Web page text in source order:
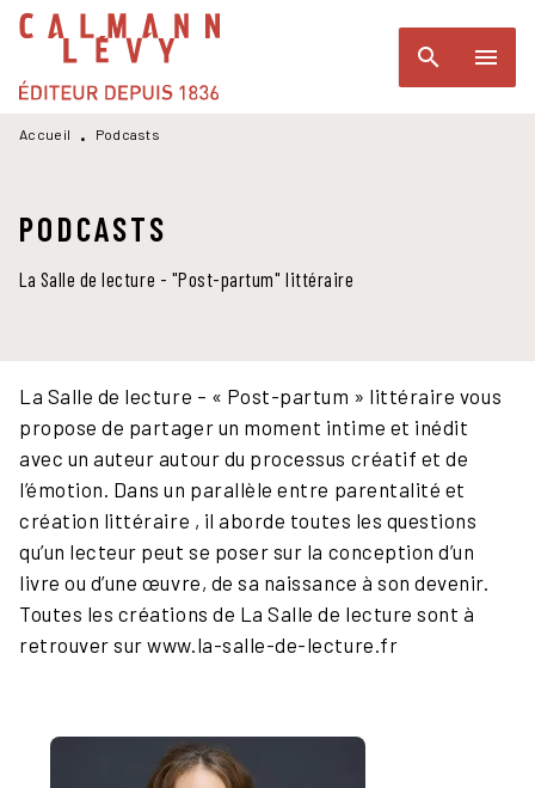
MENU RECHERCHE
PIED DE PAGE
search menu
Accueil • Podcasts
PODCASTS
La Salle de lecture - "Post-partum" littéraire
La Salle de lecture – « Post-partum » littéraire vous
propose de partager un moment intime et inédit
avec un auteur autour du processus créatif et de
l’émotion. Dans un parallèle entre parentalité et
création littéraire , il aborde toutes les questions
qu’un lecteur peut se poser sur la conception d’un
livre ou d’une œuvre, de sa naissance à son devenir.
Toutes les créations de La Salle de lecture sont à
retrouver sur www.la-salle-de-lecture.fr